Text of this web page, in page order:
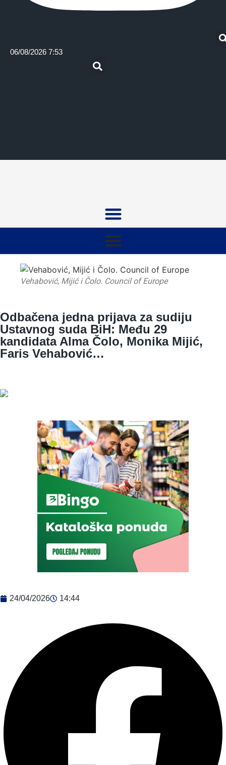
06/08/2026 7:53
Vehabović, Mijić i Čolo. Council of Europe
Odbačena jedna prijava za sudiju
Ustavnog suda BiH: Među 29
kandidata Alma Čolo, Monika Mijić,
Faris Vehabović…
24/04/2026 14:44